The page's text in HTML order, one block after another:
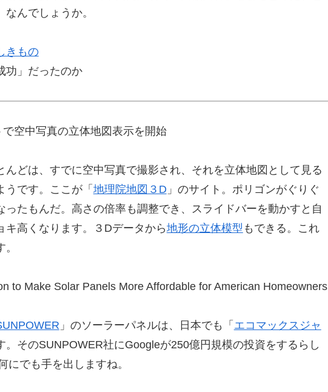
んでしょうか。
きもの
功」だったのか
で空中写真の立体地図表示を開始
んどは、すでに空中写真で撮影され、それを立体地図として見る
うです。ここが「 地理院地図３D」のサイト。ポリゴンがぐりぐ
ったもんだ。高さの倍率も調整でき、スライドバーを動かすと自
キ高くなります。３Dデータから地形の立体模型 もできる。これ
to Make Solar Panels More Affordable for American Homeowners
」のソーラーパネルは、日本でも「 エコマックスジャ
。そのSUNPOWER社にGoogleが250億円規模の投資をするらし
にでも手を出しますね。